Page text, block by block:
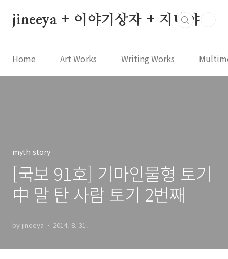
jineeya + 이야기상자 + 지니야
Home Art Works Writing Works
myth story
[국보 91호] 기마인물형 토기
中 말 탄 사람 토기 2번째
by jineeya 2014. 8. 31.